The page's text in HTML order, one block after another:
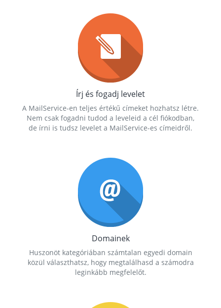
Írj és fogadj levelet
A MailService-en teljes értékű címeket hozhatsz létre.
Nem csak fogadni tudod a leveleid a cél fiókodban,
de írni is tudsz levelet a MailService-es címeidről.
Domainek
Huszonöt kategóriában számtalan egyedi domain
közül választhatsz, hogy megtalálhasd a számodra
leginkább megfelelőt.